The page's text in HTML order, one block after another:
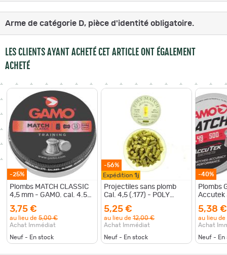
Arme de catégorie D, pièce d'identité obligatoire.
LES CLIENTS AYANT ACHETÉ CET ARTICLE ONT ÉGALEMENT
ACHETÉ
-25%
Plombs MATCH CLASSIC
4,5 mm - GAMO. cal. 4.5
3,75 €
au lieu de 5,00 €
Achat Immédiat
Neuf - En stock
-56%
Expédition 1j
Projectiles sans plomb
Cal. 4,5 (.177) - POLY
5,25 €
au lieu de 12,00 €
Achat Immédiat
Neuf - En stock
-40%
Plombs
Accutek
4.5 mm
5,38 €
au lieu de
Achat
Neuf - En